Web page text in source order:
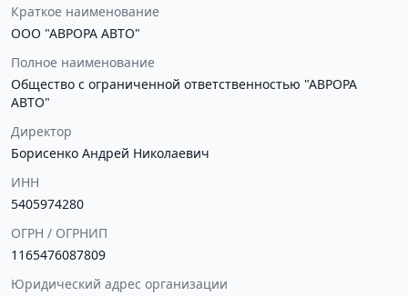
Краткое наименование
ООО "АВРОРА АВТО"
Полное наименование
Общество с ограниченной ответственностью "АВРОРА
АВТО"
Директор
Борисенко Андрей Николаевич
ИНН
5405974280
ОГРН / ОГРНИП
1165476087809
Юридический адрес организации